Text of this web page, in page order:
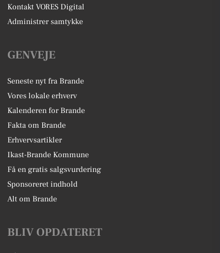
Kontakt VORES Digital
Administrer samtykke
GENVEJE
Seneste nyt fra Brande
Vores lokale erhverv
Kalenderen for Brande
Fakta om Brande
Erhvervsartikler
Ikast-Brande Kommune
Få en gratis salgsvurdering
Sponsoreret indhold
Alt om Brande
BLIV OPDATERET